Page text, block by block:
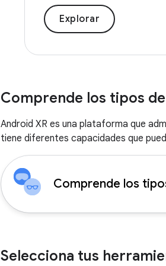
Explorar
Comprende los tipos
Android XR es una plataforma que
tiene diferentes capacidades que
Comprende los
Selecciona tus